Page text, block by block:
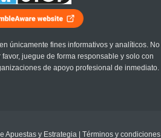
únicamente fines informativos y analíticos. No
juegue de forma responsable y solo con
de apoyo profesional de inmediato.
Apuestas y Estrategia Términos y condiciones